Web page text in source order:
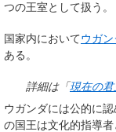
つの王室として扱う。
国家内においてウガン
ある。
詳細は「現在の
ウガンダには公的に
の国王は文化的指導